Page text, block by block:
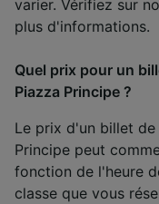
varier. Vérifiez sur
plus d'informations.
Quel prix pour un
Piazza Principe ?
Le prix d'un billet de
Principe peut
fonction de l'heure
classe que vous